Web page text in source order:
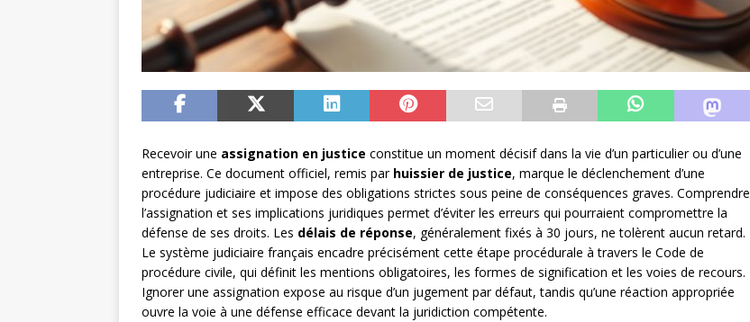
Recevoir une assignation en justice constitue un moment décisif dans la vie d’un particulier ou d’une
entreprise. Ce document officiel, remis par huissier de justice, marque le déclenchement d’une
procédure judiciaire et impose des obligations strictes sous peine de conséquences graves. Comprendre
l’assignation et ses implications juridiques permet d’éviter les erreurs qui pourraient compromettre la
défense de ses droits. Les délais de réponse, généralement fixés à 30 jours, ne tolèrent aucun retard.
Le système judiciaire français encadre précisément cette étape procédurale à travers le Code de
procédure civile, qui définit les mentions obligatoires, les formes de signification et les voies de recours.
Ignorer une assignation expose au risque d’un jugement par défaut, tandis qu’une réaction appropriée
ouvre la voie à une défense efficace devant la juridiction compétente.